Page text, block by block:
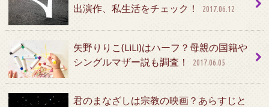
出演作、私生活をチェック！
2017.06.12
矢野りりこ(LiLi)はハーフ？母親の国籍や
シングルマザー説も調査！
2017.06.05
君のまなざしは宗教の映画？あらすじと